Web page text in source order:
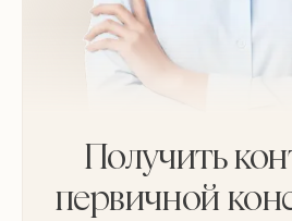
Получить
первичной